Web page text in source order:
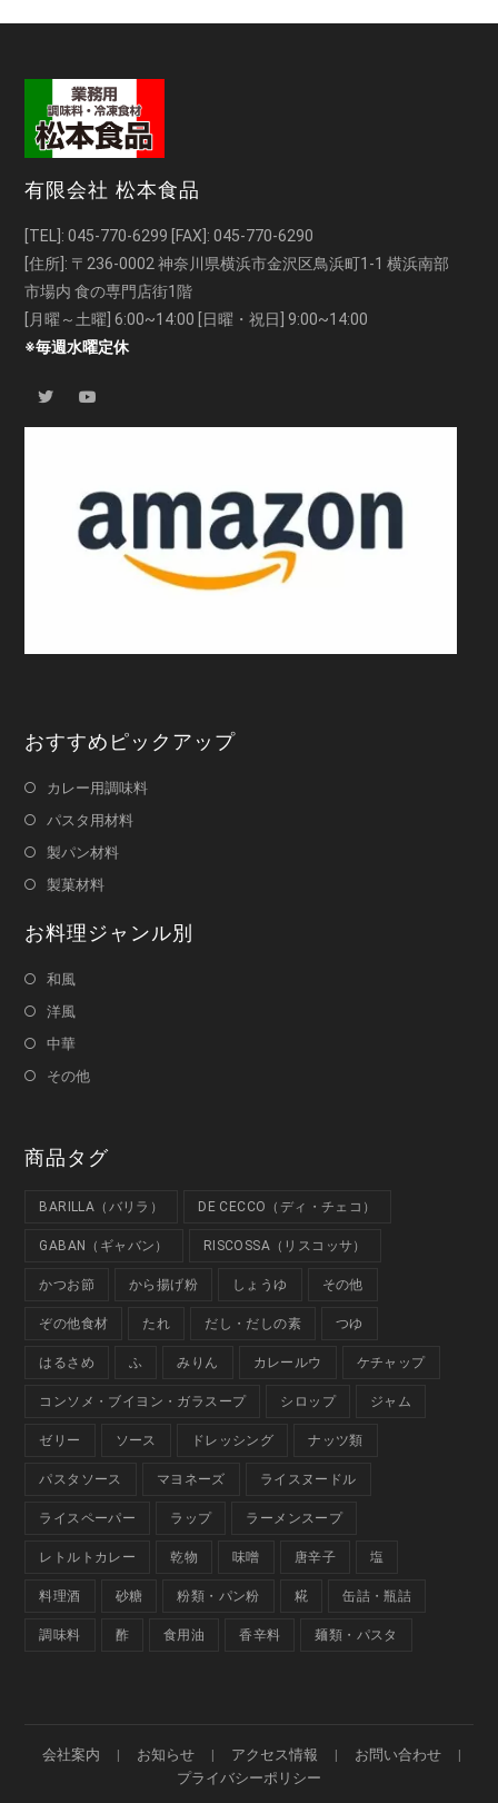
有限会社 松本食品
[TEL]:045-770-6299 [FAX]: 045-770-6290
[住所]: 〒236-0002 神奈川県横浜市金沢区鳥浜町1-1 横浜南部
市場内 食の専門店街1階
[月曜～土曜] 6:00~14:00 [日曜・祝日] 9:00~14:00
※毎週水曜定休
おすすめピックアップ
カレー用調味料
パスタ用材料
製パン材料
製菓材料
お料理ジャンル別
和風
洋風
中華
その他
商品タグ
BARILLA（バリラ） DE CECCO（ディ・チェコ）
GABAN（ギャバン） RISCOSSA（リスコッサ）
かつお節 から揚げ粉 しょうゆ その他
ぞの他食材 たれ だし・だしの素 つゆ
はるさめ ふ みりん カレールウ ケチャップ
コンソメ・ブイヨン・ガラスープ シロップ ジャム
ゼリー ソース ドレッシング ナッツ類
パスタソース マヨネーズ ライスヌードル
ライスペーパー ラップ ラーメンスープ
レトルトカレー 乾物 味噌 唐辛子 塩
料理酒 砂糖 粉類・パン粉 糀 缶詰・瓶詰
調味料 酢 食用油 香辛料 麺類・パスタ
会社案内 お知らせ アクセス情報
お問い合わせ
プライバシーポリシー